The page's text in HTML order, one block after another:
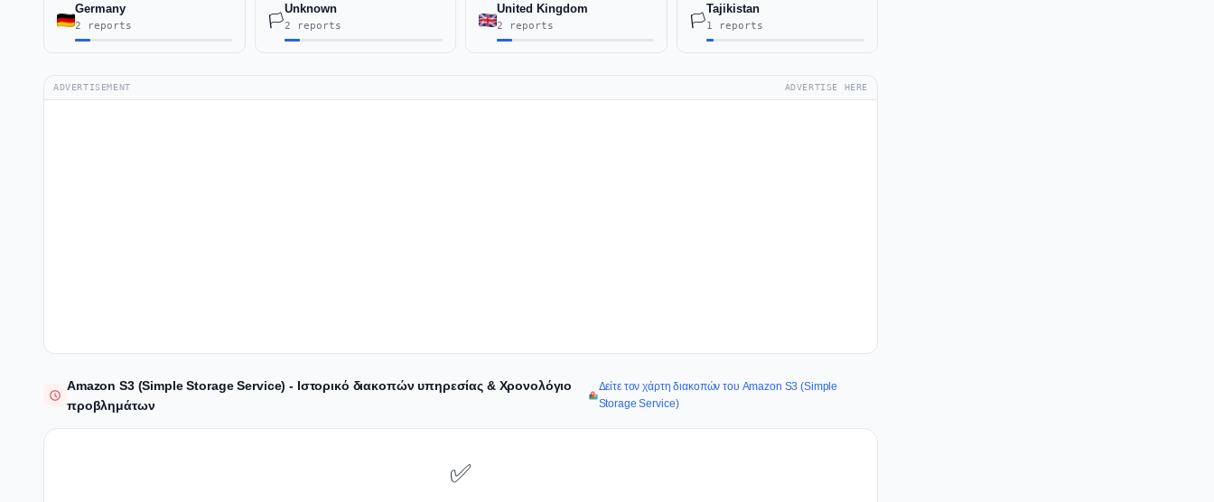
Germany
2 reports 🏳️
Unknown
2 reports
United Kingdom
2 reports 🏳️
Tajikistan
1 reports
ADVERTISEMENT ADVERTISE HERE
Amazon S3 (Simple Storage Service) - Ιστορικό διακοπών υπηρεσίας & Χρονολόγιο
προβλημάτων
Δείτε τον χάρτη διακοπών του Amazon S3 (Simple
Storage Service)
✅